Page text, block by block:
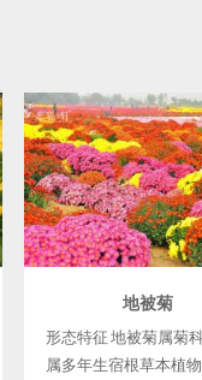
地被菊
形态特征 地被菊属菊
属多年生宿根草本植